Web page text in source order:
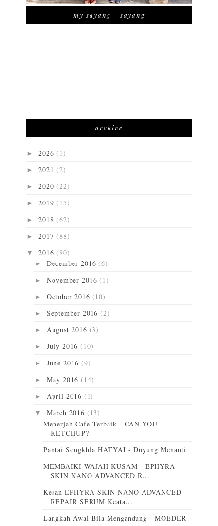
my sayang - sayang
archive
► 2026 (1)
► 2021 (2)
► 2020 (22)
► 2019 (15)
► 2018 (62)
► 2017 (88)
▼ 2016 (80)
► December 2016(6)
► November 2016(1)
► October 2016 (10)
► September 2016(2)
► August 2016 (3)
► July 2016 (10)
► June 2016 (9)
► May 2016 (14)
► April 2016 (1)
▼ March 2016 (13)
Menerjah Cafe Terbaik - CAN YOU
KETCHUP?
Pantai Songkhla HATYAI - Duyung Menanti
MEMBAIKI WAJAH KUSAM - EPHYRA
SKIN NANO ADVANCED R...
Kesan EPHYRA SKIN NANO ADVANCED
REPAIR SERUM Keata...
Langkah Awal Bila Mengandung - MOEDER